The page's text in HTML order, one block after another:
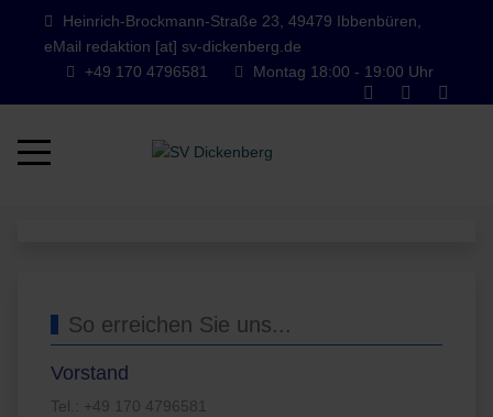
Heinrich-Brockmann-Straße 23, 49479 Ibbenbüren,
eMail redaktion [at] sv-dickenberg.de
+49 170 4796581
Montag 18:00 - 19:00 Uhr
Mobile Menu Toggle
So erreichen Sie uns...
Vorstand
Tel.: +49 170 4796581